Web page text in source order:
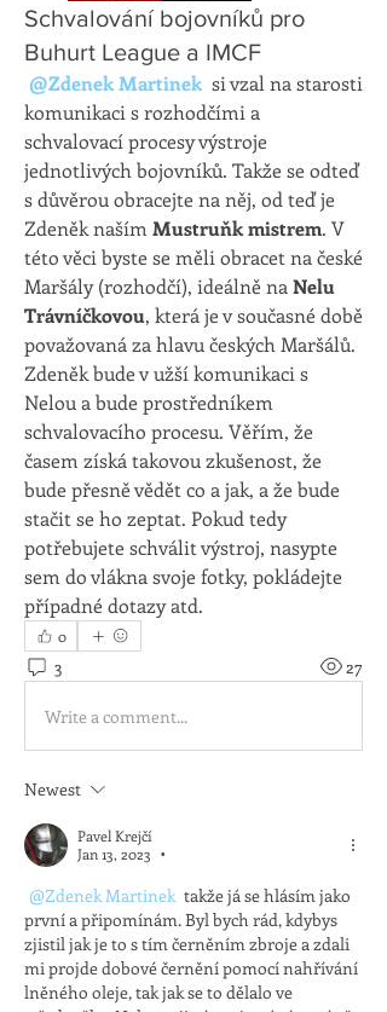
Schvalování bojovníků pro
Buhurt League a IMCF
@Zdenek Martinek si vzal na starosti
komunikaci s rozhodčími a
schvalovací procesy výstroje
jednotlivých bojovníků. Takže se odteď
s důvěrou obracejte na něj, od teď je
Zdeněk naším Mustruňk mistrem. V
této věci byste se měli obracet na české
Maršály (rozhodčí), ideálně na Nelu
Trávníčkovou, která je v současné době
považovaná za hlavu českých Maršálů.
Zdeněk bude v užší komunikaci s
Nelou a bude prostředníkem
schvalovacího procesu. Věřím, že
časem získá takovou zkušenost, že
bude přesně vědět co a jak, a že bude
stačit se ho zeptat. Pokud tedy
potřebujete schválit výstroj, nasypte
sem do vlákna svoje fotky, pokládejte
případné dotazy atd.
0
3 27
Write a comment...
Newest
Pavel Krejčí
Jan 13, 2023
•
@Zdenek Martinek takže já se hlásím jako
první a připomínám. Byl bych rád, kdybys
zjistil jak je to s tím černěním zbroje a zdali
mi projde dobové černění pomocí nahřívání
lněného oleje, tak jak se to dělalo ve